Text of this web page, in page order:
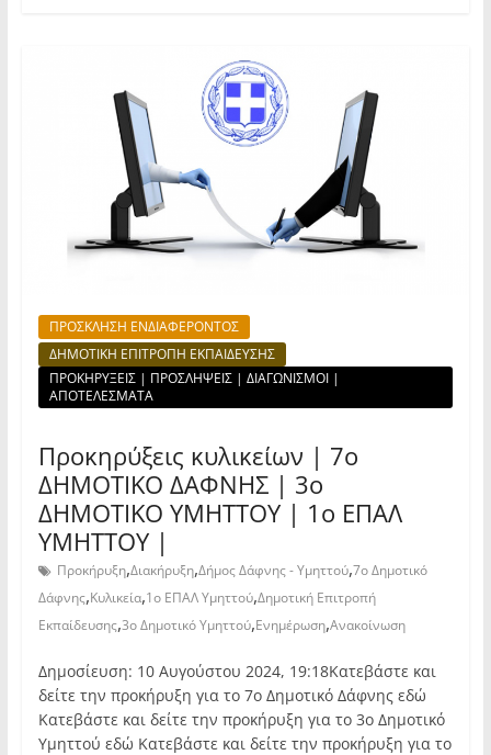
ΠΡΟΣΚΛΗΣΗ ΕΝΔΙΑΦΕΡΟΝΤΟΣ
ΔΗΜΟΤΙΚΗ ΕΠΙΤΡΟΠΗ ΕΚΠΑΙΔΕΥΣΗΣ
ΠΡΟΚΗΡΥΞΕΙΣ | ΠΡΟΣΛΗΨΕΙΣ | ΔΙΑΓΩΝΙΣΜΟΙ |
ΑΠΟΤΕΛΕΣΜΑΤΑ
Προκηρύξεις κυλικείων | 7ο
ΔΗΜΟΤΙΚΟ ΔΑΦΝΗΣ | 3ο
ΔΗΜΟΤΙΚΟ ΥΜΗΤΤΟΥ | 1ο ΕΠΑΛ
ΥΜΗΤΤΟΥ |
Προκήρυξη,Διακήρυξη,Δήμος Δάφνης - Υμηττού,7ο Δημοτικό
Δάφνης,Κυλικεία,1ο ΕΠΑΛ Υμηττού,Δημοτική Επιτροπή
Εκπαίδευσης,3ο Δημοτικό Υμηττού,Ενημέρωση,Ανακοίνωση
Δημοσίευση: 10 Αυγούστου 2024, 19:18Κατεβάστε και
δείτε την προκήρυξη για το 7ο Δημοτικό Δάφνης εδώ
Κατεβάστε και δείτε την προκήρυξη για το 3ο Δημοτικό
Υμηττού εδώ Κατεβάστε και δείτε την προκήρυξη για το